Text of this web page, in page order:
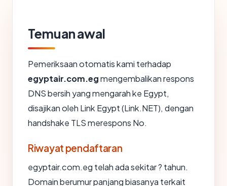
Temuan awal
Pemeriksaan otomatis kami terhadap
egyptair.com.egmengembalikan respons
DNS bersih yang mengarah ke Egypt,
disajikan oleh Link Egypt (Link.NET), dengan
handshake TLS merespons No.
Riwayat pendaftaran
egyptair.com.eg telah ada sekitar ? tahun.
Domain berumur panjang biasanya terkait